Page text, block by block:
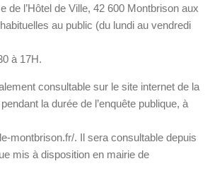
de l’Hôtel de Ville, 42 600 Montbrison aux
au public (du lundi au vendredi
à 17H.
consultable sur le site internet de la
la durée de l’enquête publique, à
montbrison.fr/. Il sera consultable depuis
mis à disposition en mairie de